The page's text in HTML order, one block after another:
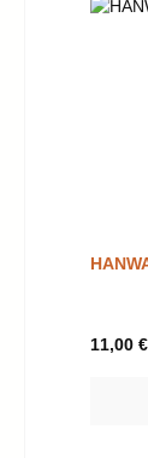
11,00 €